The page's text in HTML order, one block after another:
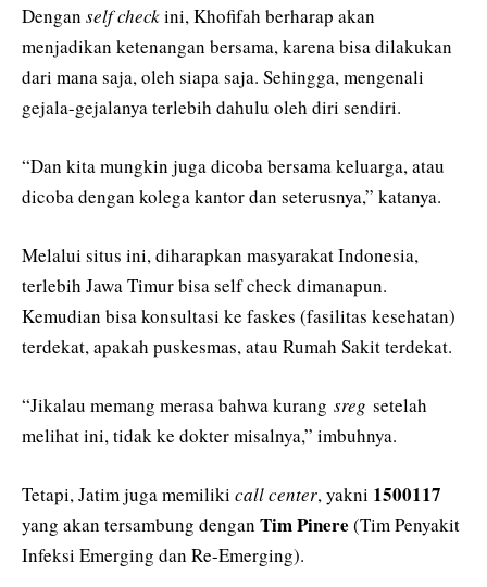
Dengan self checkini, Khofifah berharap akan
menjadikan ketenangan bersama, karena bisa dilakukan
dari mana saja, oleh siapa saja. Sehingga, mengenali
gejala-gejalanya terlebih dahulu oleh diri sendiri.
“Dan kita mungkin juga dicoba bersama keluarga, atau
dicoba dengan kolega kantor dan seterusnya,” katanya.
Melalui situs ini, diharapkan masyarakat Indonesia,
terlebih Jawa Timur bisa self check dimanapun.
Kemudian bisa konsultasi ke faskes (fasilitas kesehatan)
terdekat, apakah puskesmas, atau Rumah Sakit terdekat.
“Jikalau memang merasa bahwa kurang sreg setelah
melihat ini, tidak ke dokter misalnya,” imbuhnya.
Tetapi, Jatim juga memiliki call center, yakni 1500117
yang akan tersambung dengan Tim Pinere (Tim Penyakit
Infeksi Emerging dan Re-Emerging).